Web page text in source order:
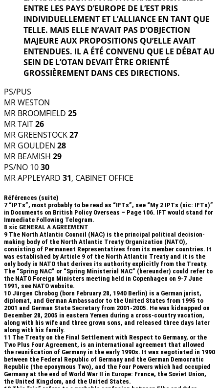
ENTRE LES PAYS D’EUROPE DE L’EST PRIS
INDIVIDUELLEMENT ET L’ALLIANCE EN TANT QUE
TELLE. MAIS ELLE N’AVAIT PAS D’OBJECTION
MAJEURE AUX PROPOSITIONS QU’ELLE AVAIT
ENTENDUES. IL A ÉTÉ CONVENU QUE LE DÉBAT AU
SEIN DE L’OTAN DEVAIT ÊTRE ORIENTÉ
GROSSIÈREMENT DANS CES DIRECTIONS.
PS/PUS
MR WESTON
MR BROOMFIELD 25
MR TAIT26
MR GREENSTOCK27
MR GOULDEN 28
MR BEAMISH 29
PS/NO 1030
MR APPLEYARD 31, CABINET OFFICE
Références (suite)
7 “IPTs”, most probably to be read as “IFTs”, see “My 2 IPTs (sic: IFTs)”
in Documents on British Policy Overseas – Page 106. IFT would stand for
Immediate Following Telegram.
8 sic GENERAL A AGREEMENT
9 The North Atlantic Council (NAC) is the principal political decision-
making body of the North Atlantic Treaty Organization (NATO),
consisting of Permanent Representatives from its member countries. It
was established by Article 9 of the North Atlantic Treaty and it is the
only body in NATO that derives its authority explicitly from the Treaty.
The “Spring NAC” or “Spring Ministerial NAC” (hereunder) could refer to
the NATO Foreign Ministers meeting held in Copenhagen on 9-7 June
1991, see NATO website.
10 Jürgen Chrobog (born February 28, 1940 Berlin) is a German jurist,
diplomat, and German Ambassador to the United States from 1995 to
2001 and German State Secretary from 2001-2005. He was kidnapped on
December 28, 2005 in eastern Yemen during a cross-country vacation,
along with his wife and three grown sons, and released three days later
along with his family.
11 The Treaty on the Final Settlement with Respect to Germany, or the
Two Plus Four Agreement, is an international agreement that allowed
the reunification of Germany in the early 1990s. It was negotiated in 1990
between the Federal Republic of Germany and the German Democratic
Republic (the eponymous Two), and the Four Powers which had occupied
Germany at the end of World War II in Europe: France, the Soviet Union,
the United Kingdom, and the United States.